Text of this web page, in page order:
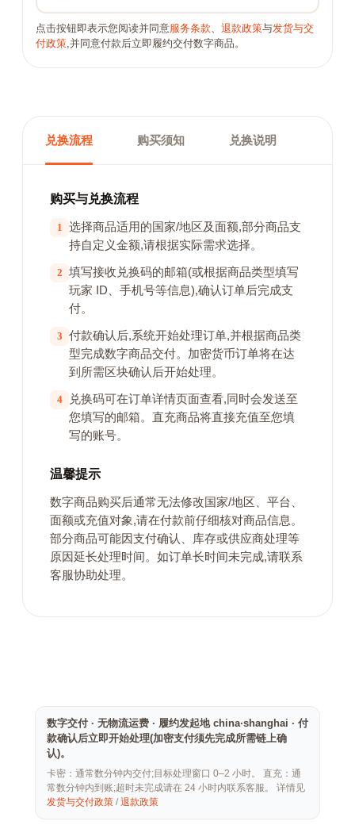
点击按钮即表示您阅读并同意服务条款、 退款政策与发货与交
付政策,并同意付款后立即履约交付数字商品。
兑换流程 购买须知 兑换说明
购买与兑换流程
1 选择商品适用的国家/地区及面额,部分商品支
持自定义金额,请根据实际需求选择。
2 填写接收兑换码的邮箱(或根据商品类型填写
玩家 ID、手机号等信息),确认订单后完成支
付。
3 付款确认后,系统开始处理订单,并根据商品类
型完成数字商品交付。加密货币订单将在达
到所需区块确认后开始处理。
4
兑换码可在订单详情页面查看,同时会发送至
您填写的邮箱。直充商品将直接充值至您填
写的账号。
温馨提示
数字商品购买后通常无法修改国家/地区、平台、
面额或充值对象,请在付款前仔细核对商品信息。
部分商品可能因支付确认、库存或供应商处理等
原因延长处理时间。如订单长时间未完成,请联系
客服协助处理。
数字交付 · 无物流运费 · 履约发起地 china·shanghai · 付
款确认后立即开始处理(加密支付须先完成所需链上确
认)。
卡密：通常数分钟内交付;目标处理窗口 0–2 小时。 直充：通
常数分钟内到账;超时未完成请在 24 小时内联系客服。 详情见
发货与交付政策 /退款政策